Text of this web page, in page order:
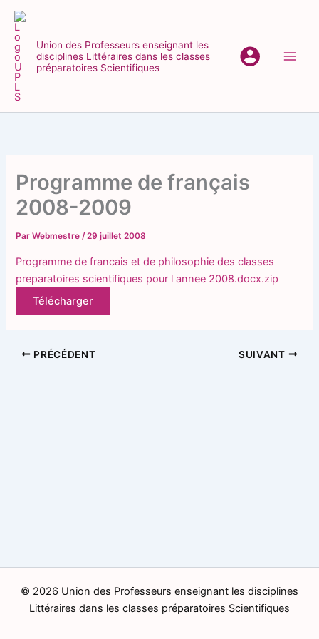
Aller
contenuUnion des Professeurs enseignant les
disciplines Littéraires dans les classes
préparatoires Scientifiques
Programme de français
2008-2009
ParWebmestre/29 juillet 2008
Programme de francais et de philosophie des classes
preparatoires scientifiques pour l annee 2008.docx.zip
Télécharger
PRÉCÉDENT SUIVANT
© 2026 Union des Professeurs enseignant les disciplines
Littéraires dans les classes préparatoires Scientifiques